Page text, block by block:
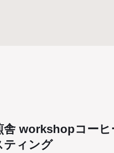
舎 workshopコー
ティング